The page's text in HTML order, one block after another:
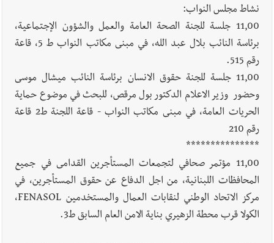
نشاط مجلس النواب:
11,00 جلسة للجنة الصحة العامة والعمل والشؤون الإجتماعية،
برئاسة النائب بلال عبد الله، في مبنى مكاتب النواب ط 5، قاعة
رقم 515.
11,00 جلسة للجنة حقوق الانسان برئاسة النائب ميشال موسى
وحضور وزير الاعلام الدكتور بول مرقص، للبحث في موضوع حماية
الحريات العامة، في مبنى مكاتب النواب - قاعة اللجنة ط2 قاعة
رقم 210
***************
11,00 مؤتمر صحافي لتجمعات المستأجرين القدامى في جميع
المحافظات اللبنانية، من اجل الدفاع عن حقوق المستأجرين، في
مركز الاتحاد الوطني لنقابات العمال والمستخدمين FENASOL،
الكولا قرب محطة الزهيري بناية الامن العام السابق ط3.